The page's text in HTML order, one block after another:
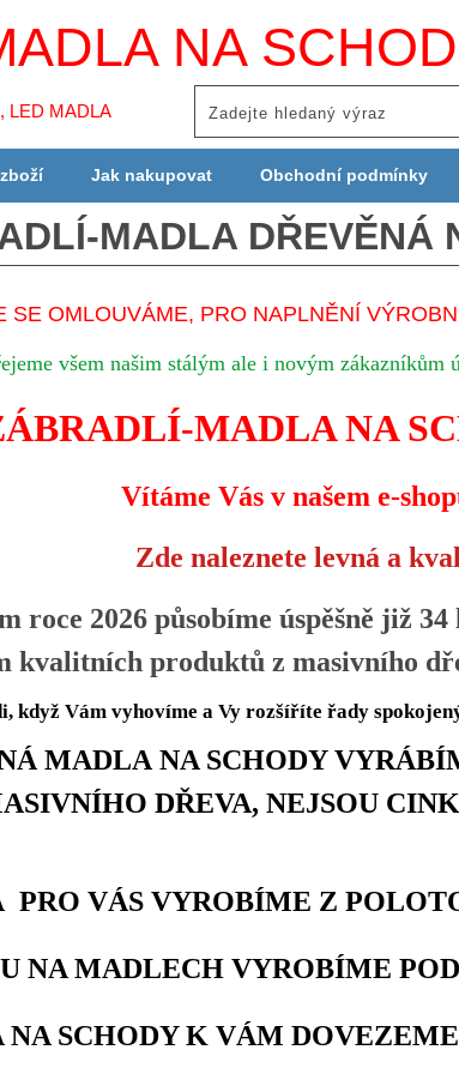
NA
LED MADLA
Jak nakupovat Obchodní podmínky
MADLA DŘEVĚNÁ
SE OMLOUVÁME, PRO NAPLNĚNÍ
všem našim stálým ale i novým zákazníkům
MADLA NA
Vítáme Vás v našem e-
Zde naleznete levná a
roce 2026 působíme úspěšně již
kvalitních produktů z masivního
když Vám vyhovíme a Vy rozšíříte řady
MADLA NA SCHODY
DŘEVA, NEJSOU
PRO VÁS VYROBÍME Z
NA MADLECH VYROBÍME
SCHODY K VÁM